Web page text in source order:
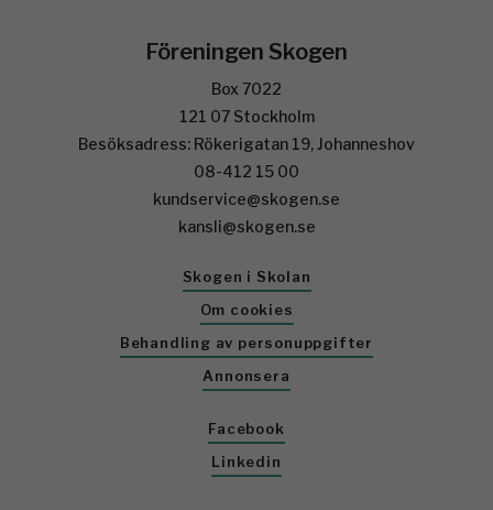
Föreningen Skogen
Box 7022
121 07 Stockholm
Besöksadress: Rökerigatan 19, Johanneshov
08-412 15 00
kundservice@skogen.se
kansli@skogen.se
Skogen i Skolan
Om cookies
Behandling av personuppgifter
Annonsera
Facebook
Linkedin